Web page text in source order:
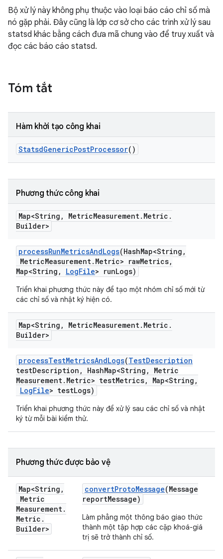
Bộ xử lý này không phụ thuộc vào loại báo cáo chỉ số mà
nó gặp phải. Đây cũng là lớp cơ sở cho các trình xử lý sau
statsd khác bằng cách đưa mã chung vào để truy xuất và
đọc các báo cáo statsd.
Tóm tắt
Hàm khởi tạo công khai
StatsdGenericPostProcessor()
Phương thức công khai
Map<String , MetricMeasurement. Metric .
Builder>
processRunMetricsAndLogs(HashMap<String ,
MetricMeasurement. Metric> rawMetrics,
Map<String , LogFile> runLogs)
Triển khai phương thức này để tạo một nhóm chỉ số mới từ
các chỉ số và nhật ký hiện có.
Map<String , MetricMeasurement. Metric .
Builder>
processTestMetricsAndLogs(TestDescription
testDescription , HashMap<String ,
Metric
Measurement. Metric> testMetrics, Map<String ,
LogFile> testLogs)
Triển khai phương thức này để xử lý sau các chỉ số và nhật
ký từ mỗi bài kiểm thử.
Phương thức được bảo vệ
Map<String ,
Metric
Measurement.
Metric .
Builder>
convertProtoMessage(Message
reportMessage)
Làm phẳng một thông báo giao thức
thành một tập hợp các cặp khoá-giá
trị sẽ trở thành chỉ số.